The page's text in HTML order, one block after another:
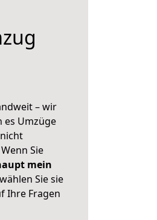
– wir
es Umzüge
Sie
mein
Sie sie
Ihre Fragen